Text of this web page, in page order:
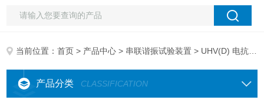
当前位置：首页 > 产品中心 > 串联谐振试验装置 > UHV(D) 电抗器起吊装置
产品分类 CLASSIFICATION